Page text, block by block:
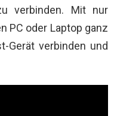
verbinden. Mit nur
PC oder Laptop ganz
Gerät verbinden und